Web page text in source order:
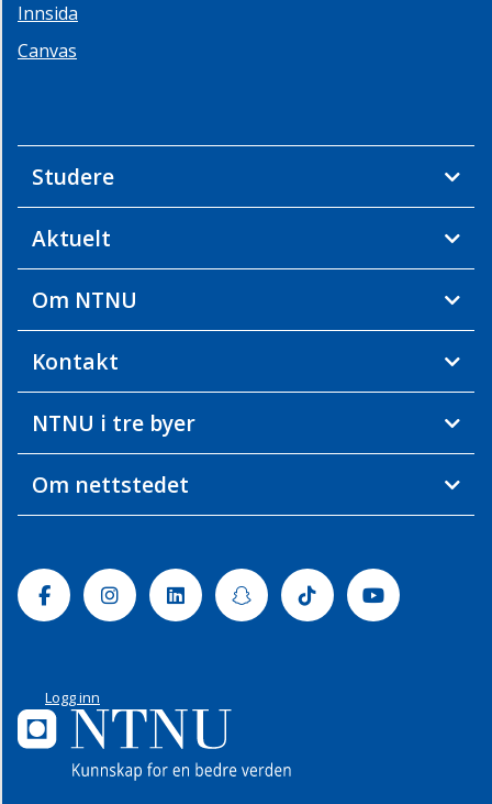
Innsida
Canvas
Studere
Aktuelt
Om NTNU
Kontakt
NTNU i tre byer
Om nettstedet
FacebookInstagramLinkedinSnapchatTiktok Youtube
Logg inn